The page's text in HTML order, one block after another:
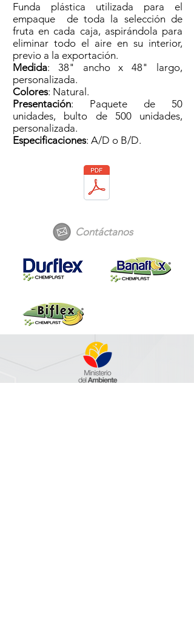
Funda plástica utilizada para el
empaque de toda la selección de
fruta en cada caja, aspirándola para
eliminar todo el aire en su interior,
previo a la exportación.
Medida: 38" ancho x 48" largo,
personalizada.
Colores: Natural.
Presentación: Paquete de 50
unidades, bulto de 500 unidades,
personalizada.
Especificaciones: A/D o B/D.
Contáctanos